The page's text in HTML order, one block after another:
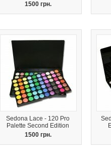
1500 грн.
Sedona Lace - 120 Pro
Palette Second Edition
1500 грн.